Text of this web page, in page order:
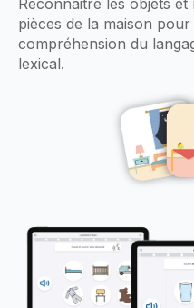
pièces de la maison
compréhension du
lexical.